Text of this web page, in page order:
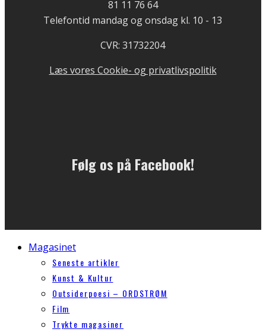
81 11 76 64
Telefontid mandag og onsdag kl. 10 - 13
CVR: 31732204
Læs vores Cookie- og privatlivspolitik
Følg os på Facebook!
Magasinet
Seneste artikler
Kunst & Kultur
Outsiderpoesi – ORDSTRØM
Film
Trykte magasiner